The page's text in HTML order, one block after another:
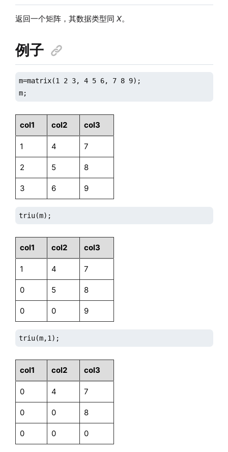
返回一个矩阵，其数据类型同 X。
例子
m=matrix(1 2 3, 4 5 6, 7 8 9);
m;
col1 col2 col3
1 4 7
2 5 8
3 6 9
triu(m);
col1 col2 col3
1 4 7
0 5 8
0 0 9
triu(m,1);
col1 col2 col3
0 4 7
0 0 8
0 0 0